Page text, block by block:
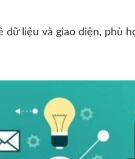
dữ liệu và giao diện, phù